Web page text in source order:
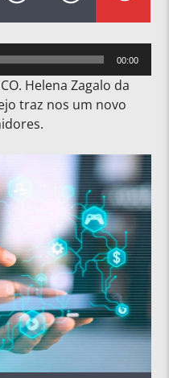
00:00
Helena Zagalo da
traz nos um novo